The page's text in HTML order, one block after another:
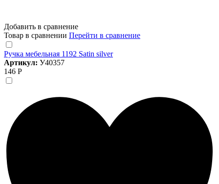
Добавить в сравнение
Товар в сравнении Перейти в сравнение
Ручка мебельная 1192 Satin silver
Артикул: У40357
146 Р